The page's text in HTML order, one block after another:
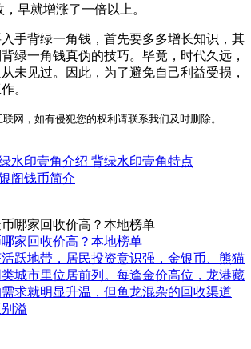
早就增涨了一倍以上。
背绿一角钱，首先要多多增长知识，其
绿一角钱真伪的技巧。毕竟，时代久远，
未见过。因此，为了避免自己利益受损，
。
网，如有侵犯您的权利请联系我们及时删除。
水印壹角介绍 背绿水印壹角特点
阁钱币简介
家回收价高？本地榜单
跃地带，居民投资意识强，金银币、熊猫
城市里位居前列。每逢金价高位，龙港藏
求就明显升温，但鱼龙混杂的回收渠道
溢